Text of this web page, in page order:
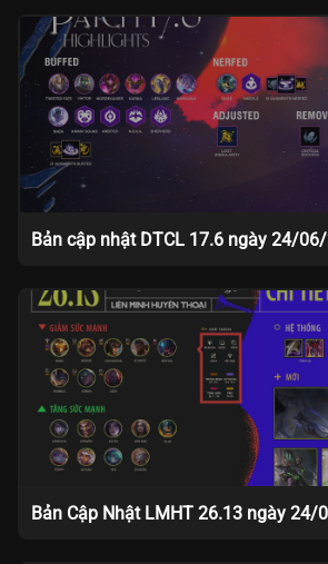
Bản cập nhật DTCL 17.6 ngày 24/
Bản Cập Nhật LMHT 26.13 ngày 24/